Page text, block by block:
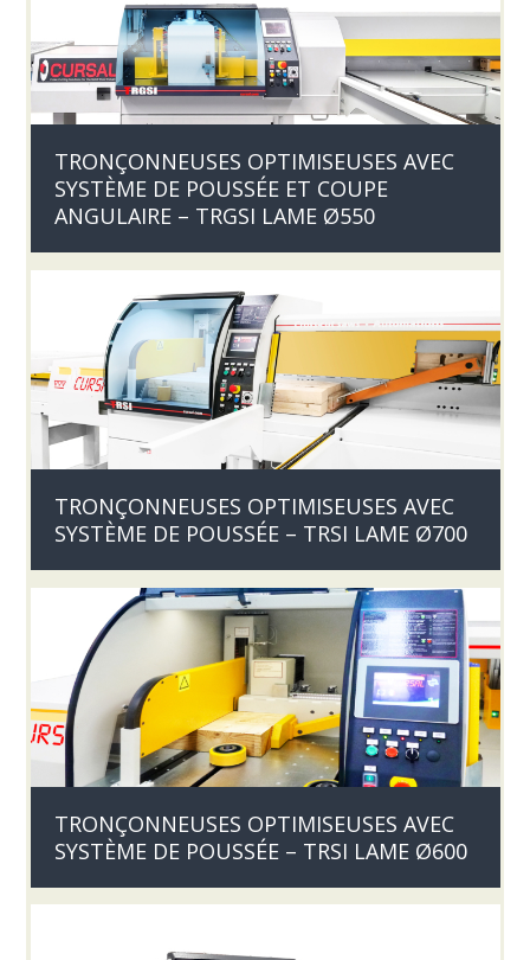
TRONÇONNEUSES OPTIMISEUSES AVEC
SYSTÈME DE POUSSÉE ET COUPE
ANGULAIRE – TRGSI LAME Ø550
TRONÇONNEUSES OPTIMISEUSES AVEC
SYSTÈME DE POUSSÉE – TRSI LAME Ø700
TRONÇONNEUSES OPTIMISEUSES AVEC
SYSTÈME DE POUSSÉE – TRSI LAME Ø600